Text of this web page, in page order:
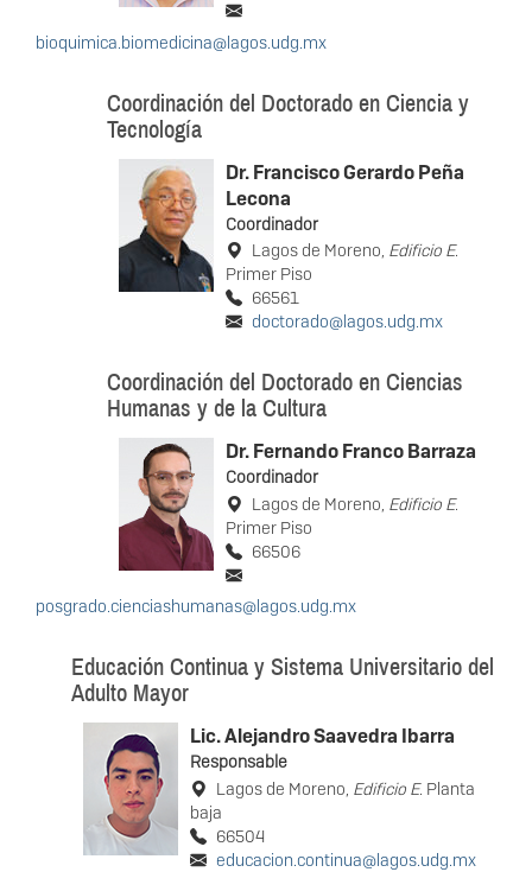
bioquimica.biomedicina@lagos.udg.mx
Coordinación del Doctorado en Ciencia y
Tecnología
Dr. Francisco Gerardo Peña
Lecona
Coordinador
Lagos de Moreno, Edificio E.
Primer Piso
66561
doctorado@lagos.udg.mx
Coordinación del Doctorado en Ciencias
Humanas y de la Cultura
Dr. Fernando Franco Barraza
Coordinador
Lagos de Moreno, Edificio E.
Primer Piso
66506
posgrado.cienciashumanas@lagos.udg.mx
Educación Continua y Sistema Universitario del
Adulto Mayor
Lic. Alejandro Saavedra Ibarra
Responsable
Lagos de Moreno, Edificio E. Planta
baja
66504
educacion.continua@lagos.udg.mx